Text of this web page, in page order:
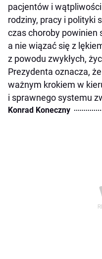
pacjentów i
rodziny, pracy i polityki
czas choroby powinien
a nie wiązać się z
z powodu zwykłych,
Prezydenta oznacza,
ważnym krokiem w
i sprawnego systemu
Konrad Koneczny